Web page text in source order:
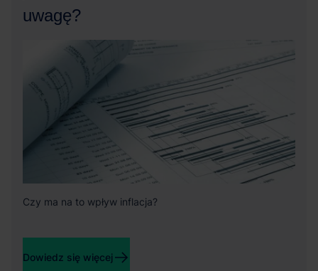
uwagę?
Czy ma na to wpływ inflacja?
Dowiedz się więcej